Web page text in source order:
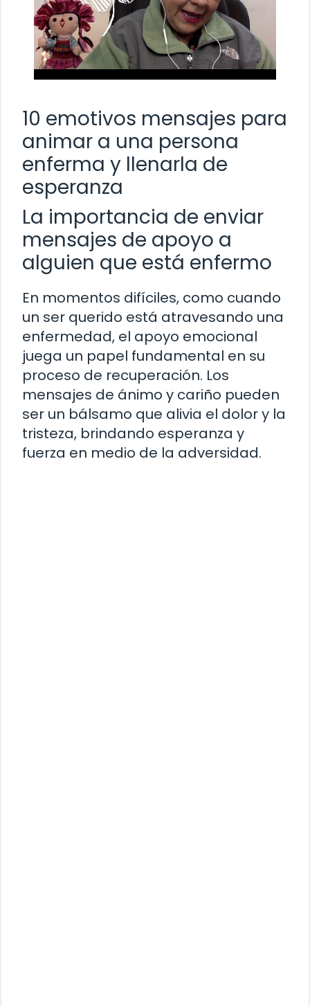
10 emotivos mensajes para
animar a una persona
enferma y llenarla de
esperanza
La importancia de enviar
mensajes de apoyo a
alguien que está enfermo
En momentos difíciles, como cuando
un ser querido está atravesando una
enfermedad, el apoyo emocional
juega un papel fundamental en su
proceso de recuperación. Los
mensajes de ánimo y cariño pueden
ser un bálsamo que alivia el dolor y la
tristeza, brindando esperanza y
fuerza en medio de la adversidad.